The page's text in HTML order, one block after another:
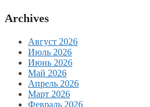
Archives
Август 2026
Июль 2026
Июнь 2026
Май 2026
Апрель 2026
Март 2026
Февраль 2026